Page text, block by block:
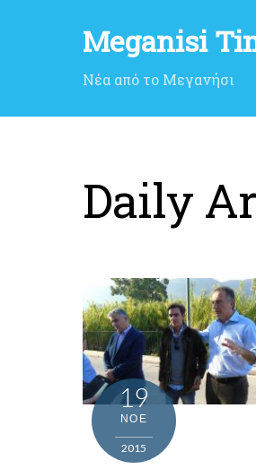
Meganisi
Νέα από το Μεγανήσι
Daily
19
ΝΟΈ
2015